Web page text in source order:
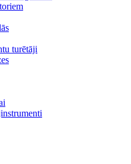
turētāji